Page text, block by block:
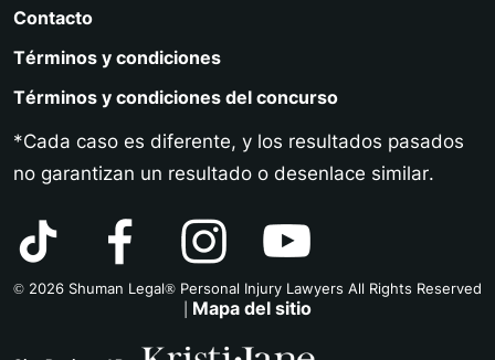
Contacto
Términos y condiciones
Términos y condiciones del concurso
*Cada caso es diferente, y los resultados pasados
no garantizan un resultado o desenlace similar.
© 2026 Shuman Legal® Personal Injury Lawyers All Rights Reserved
Mapa del sitio